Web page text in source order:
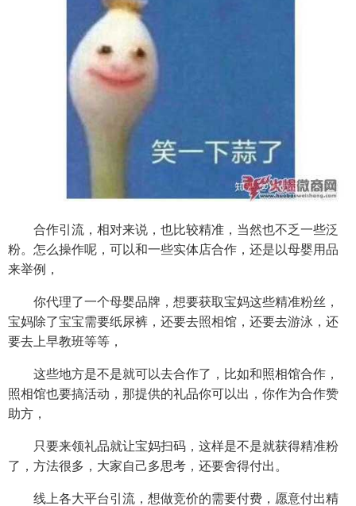
合作引流，相对来说，也比较精准，当然也不乏一些泛
粉。怎么操作呢，可以和一些实体店合作，还是以母婴用品
来举例，
你代理了一个母婴品牌，想要获取宝妈这些精准粉丝，
宝妈除了宝宝需要纸尿裤，还要去照相馆，还要去游泳，还
要去上早教班等等，
这些地方是不是就可以去合作了，比如和照相馆合作，
照相馆也要搞活动，那提供的礼品你可以出，你作为合作赞
助方，
只要来领礼品就让宝妈扫码，这样是不是就获得精准粉
了，方法很多，大家自己多思考，还要舍得付出。
线上各大平台引流，想做竞价的需要付费，愿意付出精